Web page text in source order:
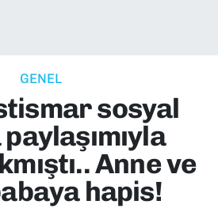
GENEL
sosyal
Anne ve
hapis!
Durumu ve Fikstür